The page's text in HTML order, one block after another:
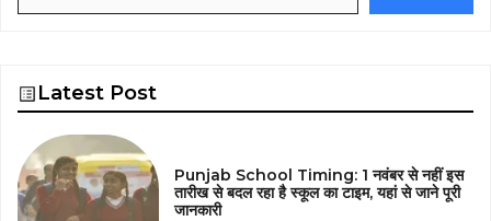
Latest Post
Punjab School Timing: 1 नवंबर से नहीं इस
तारीख से बदल रहा है स्कूल का टाइम, यहां से जाने पूरी
जानकारी